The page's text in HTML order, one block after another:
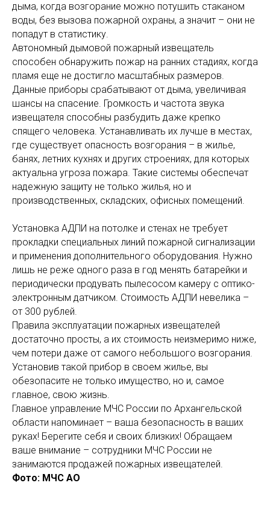
дыма, когда возгорание можно потушить стаканом
воды, без вызова пожарной охраны, а значит – они не
попадут в статистику.
Автономный дымовой пожарный извещатель
способен обнаружить пожар на ранних стадиях, когда
пламя еще не достигло масштабных размеров.
Данные приборы срабатывают от дыма, увеличивая
шансы на спасение. Громкость и частота звука
извещателя способны разбудить даже крепко
спящего человека. Устанавливать их лучше в местах,
где существует опасность возгорания – в жилье,
банях, летних кухнях и других строениях, для которых
актуальна угроза пожара. Такие системы обеспечат
надежную защиту не только жилья, но и
производственных, складских, офисных помещений.
Установка АДПИ на потолке и стенах не требует
прокладки специальных линий пожарной сигнализации
и применения дополнительного оборудования. Нужно
лишь не реже одного раза в год менять батарейки и
периодически продувать пылесосом камеру с оптико-
электронным датчиком. Стоимость АДПИ невелика –
от 300 рублей.
Правила эксплуатации пожарных извещателей
достаточно просты, а их стоимость неизмеримо ниже,
чем потери даже от самого небольшого возгорания.
Установив такой прибор в своем жилье, вы
обезопасите не только имущество, но и, самое
главное, свою жизнь.
Главное управление МЧС России по Архангельской
области напоминает – ваша безопасность в ваших
руках! Берегите себя и своих близких! Обращаем
ваше внимание – сотрудники МЧС России не
занимаются продажей пожарных извещателей.
Фото: МЧС АО